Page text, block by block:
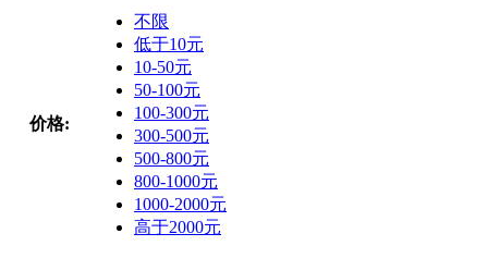
价格:
不限
低于10元
10-50元
50-100元
100-300元
300-500元
500-800元
800-1000元
1000-2000元
高于2000元